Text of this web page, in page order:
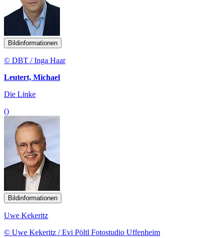
Bildinformationen
© DBT / Inga Haar
Leutert, Michael
Die Linke
()
Bildinformationen
Uwe Kekeritz
© Uwe Kekeritz / Evi Pöltl Fotostudio Uffenheim